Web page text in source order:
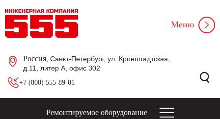
Россия , Санкт-Петербург, ул. Кронштадтская,
д.11, литер А, офис 302
+7 (800) 555-89-01
Меню
Ремонтируемое оборудование